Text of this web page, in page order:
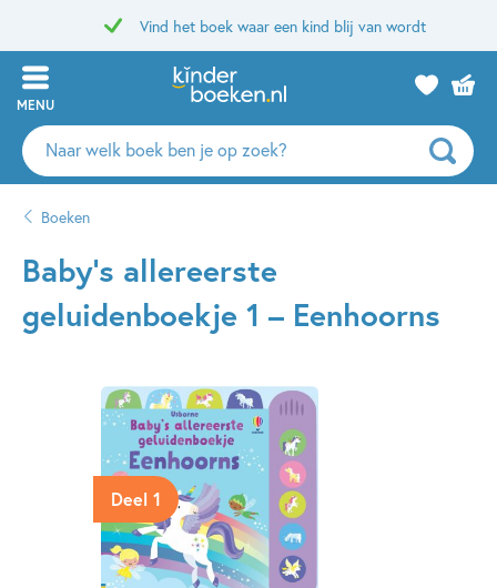
Vind het boek waar een kind blij van wordt
MENU
Zoeken
naar
auteurs
uitgevers
Boeken
Baby’s allereerste
geluidenboekje 1 – Eenhoorns
Deel 1